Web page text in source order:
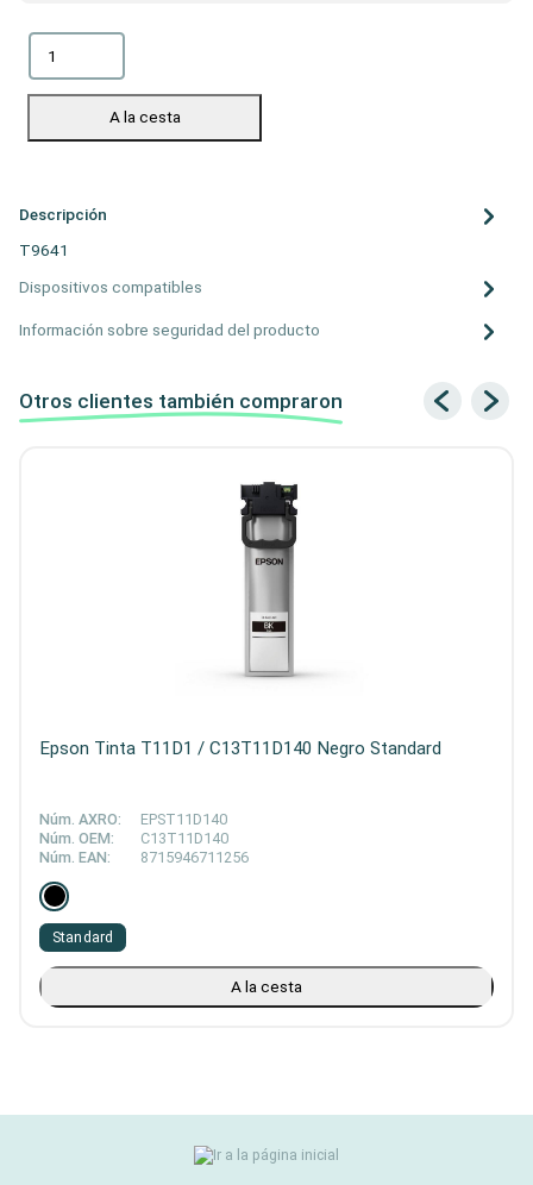
A la cesta
Descripción
T9641
Dispositivos compatibles
Información sobre seguridad del producto
Otros clientes también compraron
Epson Tinta T11D1 / C13T11D140 Negro Standard
Núm. AXRO:
EPST11D140
Núm. OEM:
C13T11D140
Núm. EAN:
8715946711256
Standard
A la cesta